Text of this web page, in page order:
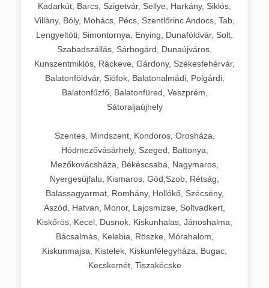
Kadarkút, Barcs, Szigetvár, Sellye, Harkány, Siklós,
Villány, Bóly, Mohács, Pécs, Szentlőrinc Andocs, Tab,
Lengyeltóti, Simontornya, Enying, Dunaföldvár, Solt,
Szabadszállás, Sárbogárd, Dunaújváros,
Kunszentmiklós, Ráckeve, Gárdony, Székesfehérvár,
Balatonföldvár, Siófok, Balatonalmádi, Polgárdi,
Balatonfűzfő, Balatonfüred, Veszprém,
Sátoraljaújhely
Szentes, Mindszent, Kondoros, Orosháza,
Hódmezővásárhely, Szeged, Battonya,
Mezőkovácsháza, Békéscsaba, Nagymaros,
Nyergesújfalu, Kismaros, Göd,Szob, Rétság,
Balassagyarmat, Romhány, Hollókő, Szécsény,
Aszód, Hatvan, Monor, Lajosmizse, Soltvadkert,
Kiskőrös, Kecel, Dusnok, Kiskunhalas, Jánoshalma,
Bácsalmás, Kelebia, Röszke, Mórahalom,
Kiskunmajsa, Kistelek, Kiskunfélegyháza, Bugac,
Kecskemét, Tiszakécske